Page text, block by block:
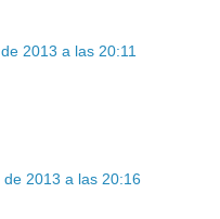
2013 a las 20:11
2013 a las 20:16